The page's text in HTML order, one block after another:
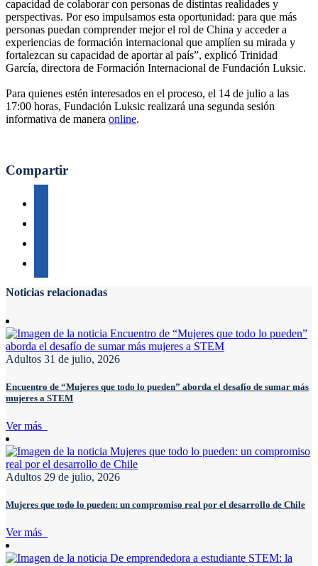
capacidad de colaborar con personas de distintas realidades y
perspectivas. Por eso impulsamos esta oportunidad: para que más
personas puedan comprender mejor el rol de China y acceder a
experiencias de formación internacional que amplíen su mirada y
fortalezcan su capacidad de aportar al país”, explicó Trinidad
García, directora de Formación Internacional de Fundación Luksic.
Para quienes estén interesados en el proceso, el 14 de julio a las
17:00 horas, Fundación Luksic realizará una segunda sesión
informativa de manera online.
Compartir
Noticias relacionadas
Adultos 31 de julio, 2026
Encuentro de “Mujeres que todo lo pueden” aborda el desafío de sumar más
mujeres a STEM
Ver más
Adultos 29 de julio, 2026
Mujeres que todo lo pueden: un compromiso real por el desarrollo de Chile
Ver más